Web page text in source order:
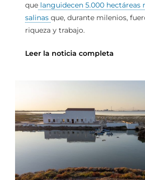
que languidecen 5.000 hectáreas
salinas que, durante milenios,
riqueza y trabajo.
Leer la noticia completa